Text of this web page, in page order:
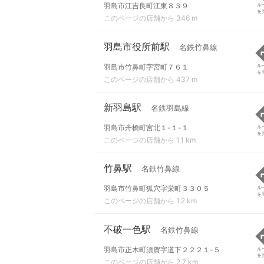
羽島市江吉良町江東８３９
このページの店舗から 346 m
ル
を
羽島市役所前駅 名鉄竹鼻線
羽島市竹鼻町字宮町７６１
このページの店舗から 437 m
ル
を
新羽島駅 名鉄羽島線
羽島市舟橋町宮北１-１-１
このページの店舗から 1.1 km
ル
を
竹鼻駅 名鉄竹鼻線
羽島市竹鼻町狐穴字栄町３３０５
このページの店舗から 1.2 km
ル
を
不破一色駅 名鉄竹鼻線
羽島市正木町須賀字道下２２２１-５
このページの店舗から 2.7 km
ル
を